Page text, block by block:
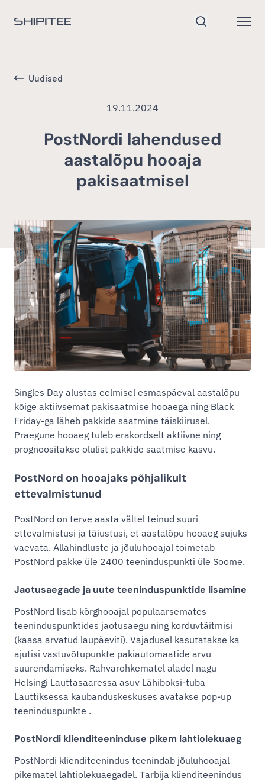
Mine avalehele
Uudised
19.11.2024
PostNordi lahendused
aastalõpu hooaja
pakisaatmisel
Singles Day alustas eelmisel esmaspäeval aastalõpu
kõige aktiivsemat pakisaatmise hooaega ning Black
Friday-ga läheb pakkide saatmine täiskiirusel.
Praegune hooaeg tuleb erakordselt aktiivne ning
prognoositakse olulist pakkide saatmise kasvu.
PostNord on hooajaks põhjalikult
ettevalmistunud
PostNord on terve aasta vältel teinud suuri
ettevalmistusi ja täiustusi, et aastalõpu hooaeg sujuks
vaevata. Allahindluste ja jõuluhooajal toimetab
PostNord pakke üle 2400 teeninduspunkti üle Soome.
Jaotusaegade ja uute teeninduspunktide lisamine
PostNord lisab kõrghooajal populaarsemates
teeninduspunktides jaotusaegu ning korduvtäitmisi
(kaasa arvatud laupäeviti). Vajadusel kasutatakse ka
ajutisi vastuvõtupunkte pakiautomaatide arvu
suurendamiseks. Rahvarohkematel aladel nagu
Helsingi Lauttasaaressa asuv Lähiboksi-tuba
Lauttiksessa kaubanduskeskuses avatakse pop-up
teeninduspunkte .
PostNordi klienditeeninduse pikem lahtiolekuaeg
PostNordi klienditeenindus teenindab jõuluhooajal
pikematel lahtiolekuaegadel. Tarbija klienditeenindus